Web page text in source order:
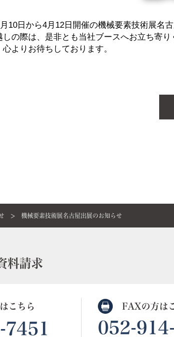
10日から4月12日開催の機械要素技術展名古
の際は、是非とも当社ブースへお立ち寄り
よりお待ちしております。
機械要素技術展名古屋出展のお知らせ
料請求
こちら FAXの方は
052-